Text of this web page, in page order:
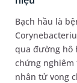
Bạch hầu là
qua đường hô
chứng nghiêm
nhân tử vong